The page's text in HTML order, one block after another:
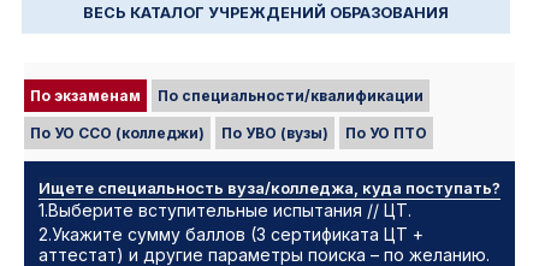
ВЕСЬ КАТАЛОГ УЧРЕЖДЕНИЙ ОБРАЗОВАНИЯ
По экзаменам По специальности/квалификации
По УО ССО (колледжи) По УВО (вузы) По УО ПТО
Ищете специальность вуза/колледжа, куда поступать?
1.Выберите вступительные испытания // ЦТ.
2.Укажите сумму баллов (3 сертификата ЦТ +
аттестат) и другие параметры поиска – по желанию.